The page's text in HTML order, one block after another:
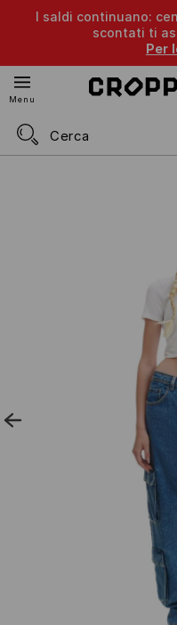
I saldi continuano:
scontati ti
Per
Menu